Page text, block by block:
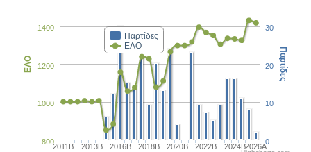
Παρτίδες
ΕΛΟ
2011B 2013B 2016B 2018B 2020B 2022B 2024B2026A
800
1000
1200
1400
ΕΛΟ
0
10
20
30
Παρτίδες